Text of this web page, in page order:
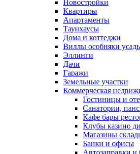
Новостройки
Квартиры
Апартаменты
Таунхаусы
Дома и коттеджи
Виллы особняки
Эллинги
Дачи
Гаражи
Земельные участки
Коммерческая
Гостиницы и
Санатории,
Кафе бары
Клубы казино
Магазины
Банки и офисы
Автозаправки